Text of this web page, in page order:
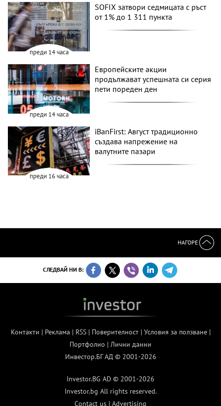
преди 14 часа
SOFIX затвори седмицата с ръст
от 1% до 1 311 пункта
преди 14 часа
Европейските акции
продължават успешната си серия
пети пореден ден
преди 16 часа
iBanFirst: Август традиционно
създава напрежение на
валутните пазари
НАГОРЕ
СЛЕДВАЙ НИ В:
Контакти | Реклама | RSS| Поверителност| Условия за ползване|
Портфолио | Лични данни
Инвестор.БГ АД © 2001-2026
Investor.BG AD © 2001-2026
Investor.bg All rights reserved.
Contact us | Advertising